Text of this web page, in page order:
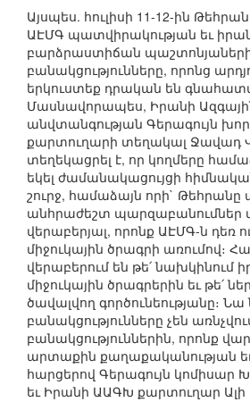
Այսպես. հուլիսի 11-12-ին
ԱԷՄԳ պատվիրակության եւ
բարձրաստիճան
բանակցությունները, որոնց
երկուստեք դրական են
Մասնավորապես, Իրանի
անվտանգության Գերագույն
քարտուղարի տեղակալ Ջավադ
տեղեկացրել է, որ կողմերը
եկել ժամանակացույցի
շուրջ, համաձայն որի` Թեհրանը
անհրաժեշտ պարզաբանումներ
վերաբերյալ, որոնք ԱԷՄԳ-ն դեռ
միջուկային ծրագրի առումով։
վերաբերում են թե՛
միջուկային ծրագրերին եւ թե՛
ծավալվող գործունեությանը։ Նա
բանակցությունները չեն
բանակցություններին, որոնք
արտաքին քաղաքականության
հարցերով Գերագույն կոմիսար
եւ Իրանի ԱԱԳԽ քարտուղար Ալի